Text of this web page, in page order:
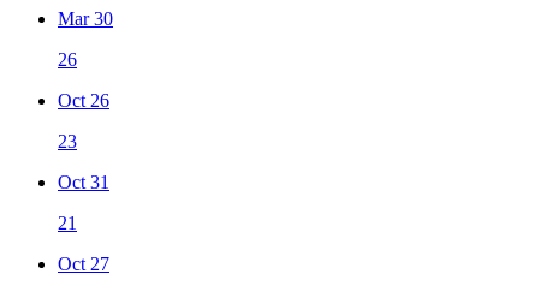
Mar 30
26
Oct 26
23
Oct 31
21
Oct 27